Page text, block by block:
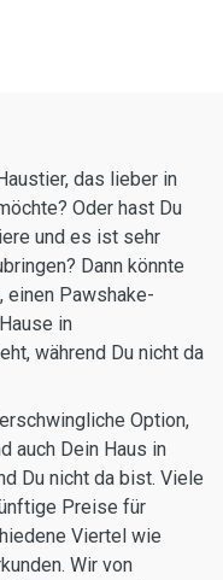
das lieber in
Oder hast Du
und es ist sehr
Dann könnte
einen Pawshake-
in
während Du nicht da
Option,
auch Dein Haus in
Du nicht da bist. Viele
Preise für
Viertel wie
Wir von